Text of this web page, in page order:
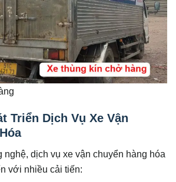
Triển Dịch Vụ Xe Vận
nghệ, dịch vụ xe vận chuyển hàng hóa
với nhiều cải tiến: